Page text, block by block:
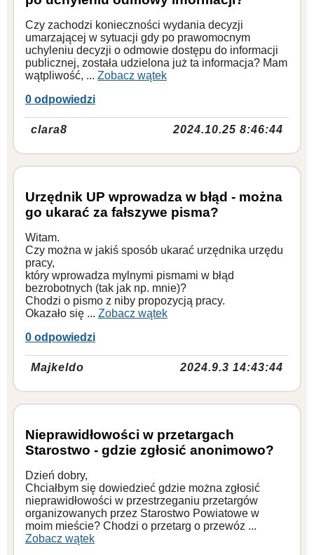
Czy zachodzi konieczności wydania decyzji
umarzającej w sytuacji gdy po prawomocnym
uchyleniu decyzji o odmowie dostępu do informacji
publicznej, została udzielona już ta informacja? Mam
wątpliwość, ... Zobacz wątek
0 odpowiedzi
clara8 2024.10.25 8:46:44
Urzędnik UP wprowadza w błąd - można
go ukarać za fałszywe pisma?
Witam.
Czy można w jakiś sposób ukarać urzędnika urzędu
pracy,
który wprowadza mylnymi pismami w błąd
bezrobotnych (tak jak np. mnie)?
Chodzi o pismo z niby propozycją pracy.
Okazało się ... Zobacz wątek
0 odpowiedzi
Majkeldo 2024.9.3 14:43:44
Nieprawidłowości w przetargach
Starostwo - gdzie zgłosić anonimowo?
Dzień dobry,
Chciałbym się dowiedzieć gdzie można zgłosić
nieprawidłowości w przestrzeganiu przetargów
organizowanych przez Starostwo Powiatowe w
moim mieście? Chodzi o przetarg o przewóz ...
Zobacz wątek